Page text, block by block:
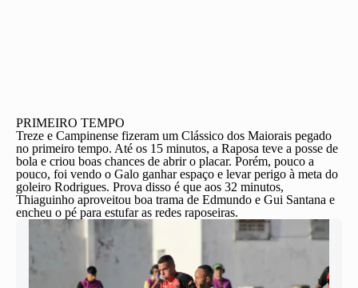
PRIMEIRO TEMPO
Treze e Campinense fizeram um Clássico dos Maiorais pegado
no primeiro tempo. Até os 15 minutos, a Raposa teve a posse de
bola e criou boas chances de abrir o placar. Porém, pouco a
pouco, foi vendo o Galo ganhar espaço e levar perigo à meta do
goleiro Rodrigues. Prova disso é que aos 32 minutos,
Thiaguinho aproveitou boa trama de Edmundo e Gui Santana e
encheu o pé para estufar as redes raposeiras.